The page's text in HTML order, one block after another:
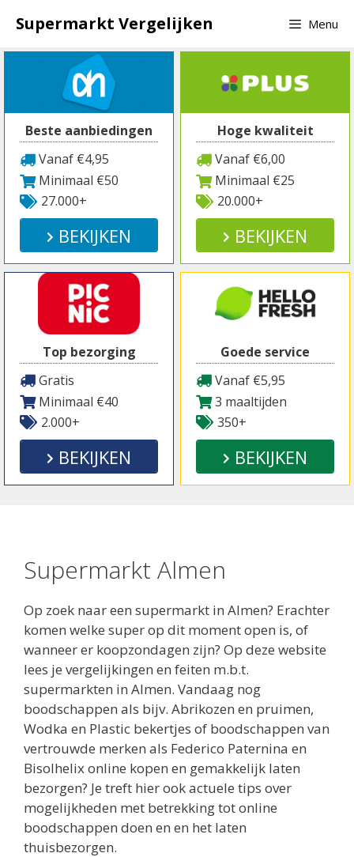
naar
inhoud
Supermarkt Vergelijken Menu
Beste aanbiedingen
Vanaf €4,95
Minimaal €50
27.000+
BEKIJKEN
Hoge kwaliteit
Vanaf €6,00
Minimaal €25
20.000+
BEKIJKEN
Top bezorging
Gratis
Minimaal €40
2.000+
BEKIJKEN
Goede service
Vanaf €5,95
3 maaltijden
350+
BEKIJKEN
Supermarkt Almen
Op zoek naar een supermarkt in Almen? Erachter
komen welke super op dit moment open is, of
wanneer er koopzondagen zijn? Op deze website
lees je vergelijkingen en feiten m.b.t.
supermarkten in Almen. Vandaag nog
boodschappen als bijv. Abrikozen en pruimen,
Wodka en Plastic bekertjes of boodschappen van
vertrouwde merken als Federico Paternina en
Bisolhelix online kopen en gemakkelijk laten
bezorgen? Je treft hier ook actuele tips over
mogelijkheden met betrekking tot online
boodschappen doen en en het laten
thuisbezorgen.